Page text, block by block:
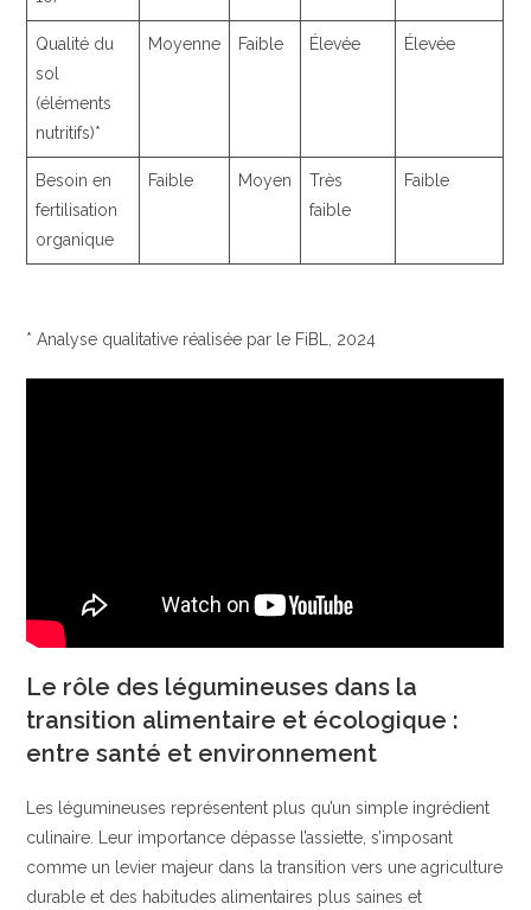
Qualité du
sol
(éléments
nutritifs)*
Moyenne Faible Élevée Élevée
Besoin en
fertilisation
organique
Faible Moyen
Très
faible
Faible
* Analyse qualitative réalisée par le FiBL, 2024
Le rôle des légumineuses dans la
transition alimentaire et écologique :
entre santé et environnement
Les légumineuses représentent plus qu’un simple ingrédient
culinaire. Leur importance dépasse l’assiette, s’imposant
comme un levier majeur dans la transition vers une agriculture
durable et des habitudes alimentaires plus saines et